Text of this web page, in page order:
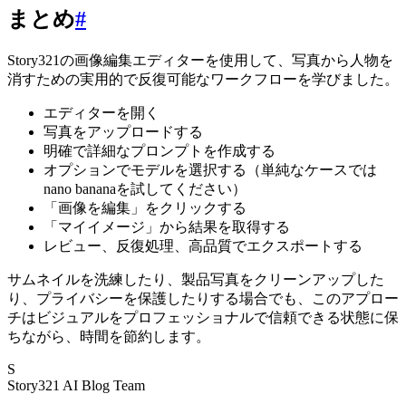
まとめ#
Story321の画像編集エディターを使用して、写真から人物を
消すための実用的で反復可能なワークフローを学びました。
エディターを開く
写真をアップロードする
明確で詳細なプロンプトを作成する
オプションでモデルを選択する（単純なケースでは
nano bananaを試してください）
「画像を編集」をクリックする
「マイイメージ」から結果を取得する
レビュー、反復処理、高品質でエクスポートする
サムネイルを洗練したり、製品写真をクリーンアップした
り、プライバシーを保護したりする場合でも、このアプロー
チはビジュアルをプロフェッショナルで信頼できる状態に保
ちながら、時間を節約します。
S
Story321 AI Blog Team